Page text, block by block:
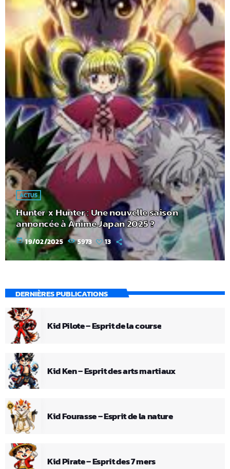
ACTUS
Hunter x Hunter : Une nouvelle saison
annoncée à Anime Japan 2025 ?
today 19/02/2025 5973 13
DERNIÈRES PUBLICATIONS
Kid Pilote – Esprit de la course
Kid Ken – Esprit des arts martiaux
Kid Fourasse – Esprit de la nature
Kid Pirate – Esprit des 7 mers